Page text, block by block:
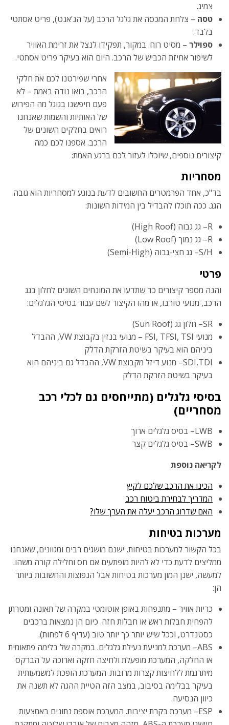
צמיג.
טסה – צלחת המכסה את גלגל הרכב (על הג'אנט), פריט אסתטי
בלבד.
ספוילר – מסיט רוח. במקור, תפקידו לנצל את זרימת האוויר
לשיפור אחיזת הכביש של הרכב. היום הוא בעיקר פריט אסתטי.
אחרי שפירטנו לכם את חלקי
הרכב, בואו נודה באמת – לא
פעם חיפשנו בגוגל מה הפירוש
של האותיות והשמות שאנחנו
רואים בחלקים השונים של
הרכב. אספנו לכם כמה
קיצורים נוספים, שיוכלו לעזור לכם ברגע האמת:
מסחריות
בד"כ, אחד הפרמטרים החשובים לדעת בנוגע למסחריות הוא גובה
הגג. ככה תוכלו להבדיל בין המידות השונות:
R– גג גבוה (High Roof)
R– גג נמוך (Low Roof)
S/H– גג חצי-גבוה (Semi-High)
פרטי
והנה מספר קיצורים כד שתדעו את המונחים השונים לחלון בגג
הרכב, מנועי טורבו, או מהו הקיצור לשם עבור בסיסי הגלגלים:
SR– חלון גג (Sun Roof)
מנועי FSI, TFSI, TSI – מנועי בנזין בקבוצת VW, ההבדל
ביניהם הוא בעיקר בשיטת הזרקת הדלק
SDI,TDI– מנוע דיזל מקבוצת VW, ההבדל גם ביניהם הוא
בעיקר בשיטת הזרקת הדלק
בסיסי גלגלים (מתייחסים גם לכלי רכב
מסחריים)
LWB– בסיס גלגלים ארוך
SWB– בסיס גלגלים קצר
לקריאה נוספת
הכינו את הרכב שלכם לקיץ
המדריך לבחירת ביטוח רכב
האם שדרוג הרכב יעלה את הערך שלו?
מערכות בטיחות
בכל הקשור למערכות בטיחות, ישנם מושגים רבים ומגוונים, שאנחנו
ממליצים לדעת כדי לא להיות מופתעים אם חס וחלילה קורה משהו.
למעשה, ישנן המון מערכות בטיחות אבל הנפוצות והחשובות ביותר
הן:
כריות אוויר – מתנפחות באופן אוטומטי במקרה של תאונה ומטרתן
להפחית חבלות ראש או חבלות חזה. כיום הן נמצאות ברכבים
כסטנדרט, וככל שיש יותר כך יותר טוב (עדיף 6 לפחות).
ABS– מערכת למניעת נעילת גלגלים. במקרה של בלימה פתאומית
או החלקה, המערכת מופעלת ולחיצה חזקה וארוכה על הברקס
מיתרגמת ללחיצות קצרות מרובות. המערכת הופכת למשמעותית
בעיקר בבלימה בסיבוב, במצב הזה הטיית ההגה לא תשנה את
כיוון הנסיעה.
ESP– מערכת בקרת יציבות. המערכת אוספת נתונים באמצעות